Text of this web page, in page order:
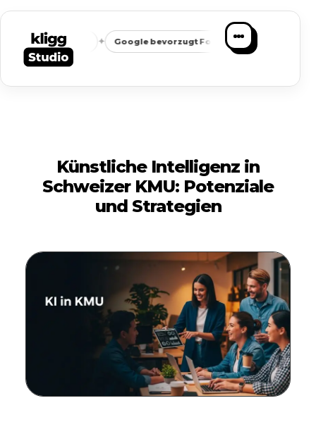
✦ Google bevorzugt Fokus ✦ Passende Anfragen
Künstliche Intelligenz in
Schweizer KMU: Potenziale
und Strategien